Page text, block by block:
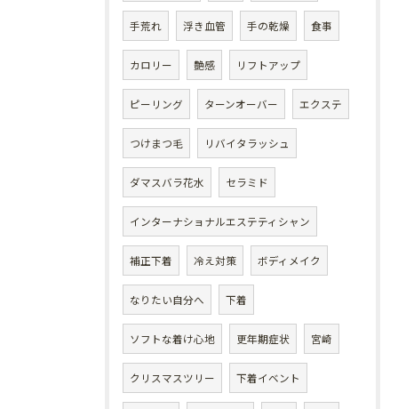
手荒れ 浮き血管 手の乾燥 食事
カロリー 艶感 リフトアップ
ピーリング ターンオーバー エクステ
つけまつ毛 リバイタラッシュ
ダマスバラ花水 セラミド
インターナショナルエステティシャン
補正下着 冷え対策 ボディメイク
なりたい自分へ 下着
ソフトな着け心地 更年期症状 宮崎
クリスマスツリー 下着イベント